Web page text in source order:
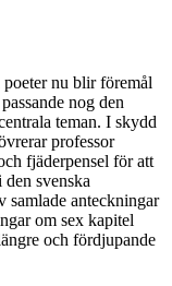
poeter nu blir föremål
nog den
teman. I skydd
professor
fjäderpensel för att
svenska
samlade anteckningar
om sex kapitel
och fördjupande